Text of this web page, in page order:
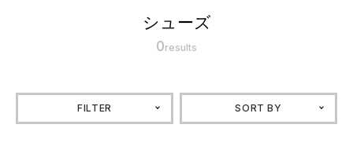
シューズ
0results
FILTER SORT BY